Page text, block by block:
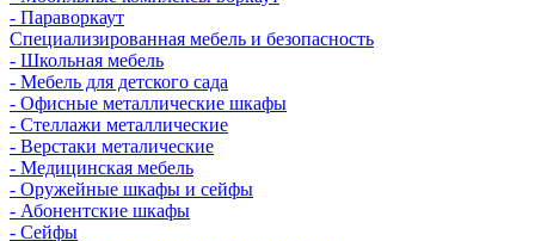
- Параворкаут
Cпециализированная мебель и безопасность
- Школьная мебель
- Мебель для детского сада
- Офисные металлические шкафы
- Стеллажи металлические
- Верстаки металические
- Медицинская мебель
- Оружейные шкафы и сейфы
- Абонентские шкафы
- Сейфы